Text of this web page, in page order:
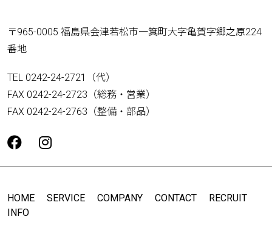
〒965-0005 福島県会津若松市一箕町大字亀賀字郷之原224
番地
TEL 0242-24-2721（代）
FAX 0242-24-2723（総務・営業）
FAX 0242-24-2763（整備・部品）
HOME SERVICE COMPANY CONTACT
RECRUIT
INFO